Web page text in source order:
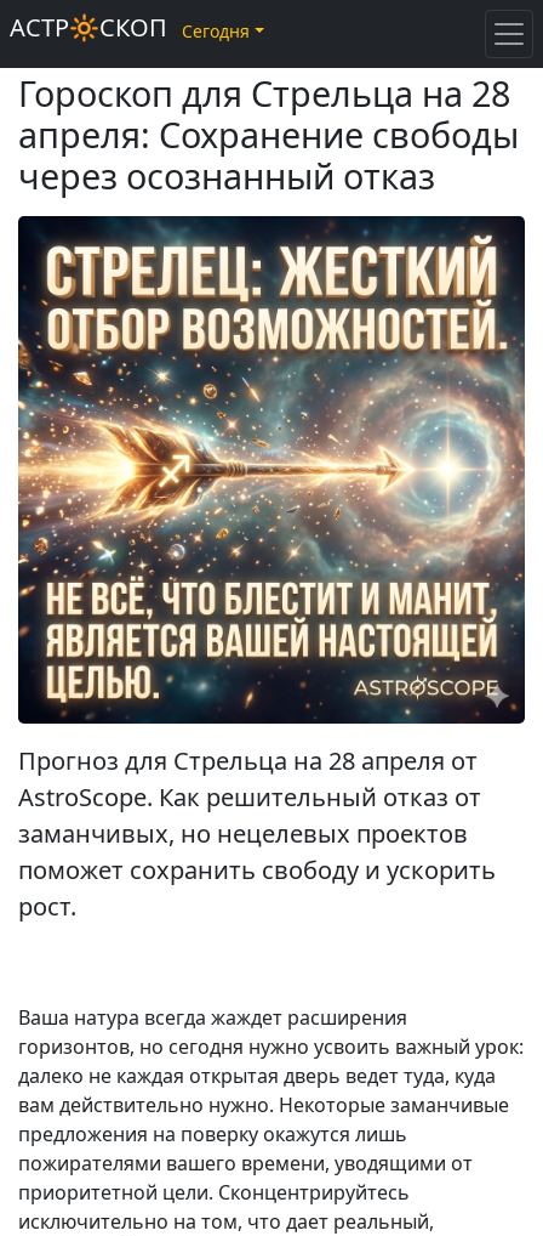
Гороскоп для Стрельца на 28
апреля: Сохранение свободы
через осознанный отказ
Прогноз для Стрельца на 28 апреля от
AstroScope. Как решительный отказ от
заманчивых, но нецелевых проектов
поможет сохранить свободу и ускорить
рост.
Ваша натура всегда жаждет расширения
горизонтов, но сегодня нужно усвоить важный урок:
далеко не каждая открытая дверь ведет туда, куда
вам действительно нужно. Некоторые заманчивые
предложения на поверку окажутся лишь
пожирателями вашего времени, уводящими от
приоритетной цели. Сконцентрируйтесь
исключительно на том, что дает реальный,
АСТР🔆СКОП Сегодня